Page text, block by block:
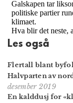
Les også
Flertall blant
Halvparten av
desember 2019
En kalddusj for